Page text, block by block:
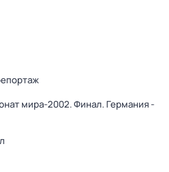
мира-2002. Финал. Германия -